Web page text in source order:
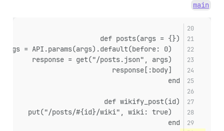
main
def posts(args = {})
end
def wikify_post(id)
end